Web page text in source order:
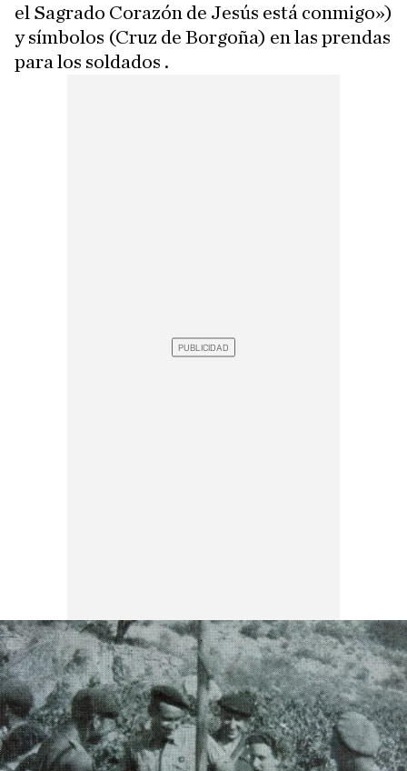
el Sagrado Corazón de Jesús está conmigo»)
y símbolos (Cruz de Borgoña) en las prendas
para los soldados .